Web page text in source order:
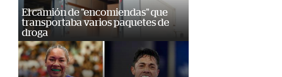
El camión de "encomiendas" que
transportaba varios paquetes de
droga